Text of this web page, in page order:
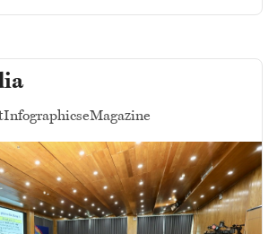
InfographicseMagazine